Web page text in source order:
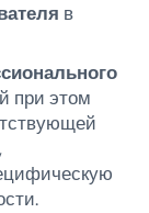
в
при этом